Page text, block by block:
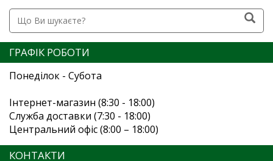
ГРАФІК РОБОТИ
Понеділок - Субота
Інтернет-магазин (8:30 - 18:00)
Служба доставки (7:30 - 18:00)
Центральний офіс (8:00 – 18:00)
КОНТАКТИ